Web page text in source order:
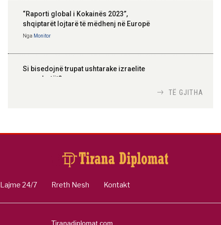
“Raporti global i Kokainës 2023”,
shqiptarët lojtarë të mëdhenj në Europë
Nga Monitor
Si bisedojnë trupat ushtarake izraelite
me robotët?
inteligjente izraelite
TË GJITHA
Lajme 24/7 Rreth Nesh Kontakt
Tiranadiplomat.com